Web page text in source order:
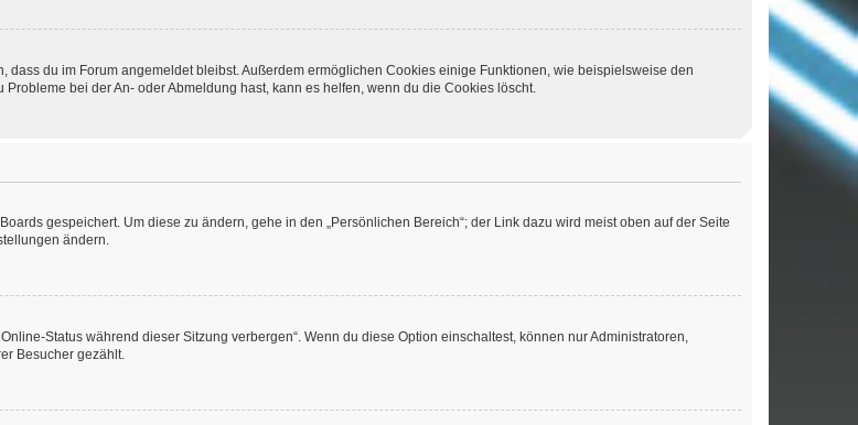
dass du im Forum angemeldet bleibst. Außerdem ermöglichen Cookies einige Funktionen, wie beispielsweise den
bei der An- oder Abmeldung hast, kann es helfen, wenn du die Cookies löscht.
gespeichert. Um diese zu ändern, gehe in den „Persönlichen Bereich“; der Link dazu wird meist oben auf der Seite
ändern.
Status während dieser Sitzung verbergen“. Wenn du diese Option einschaltest, können nur Administratoren,
Besucher gezählt.